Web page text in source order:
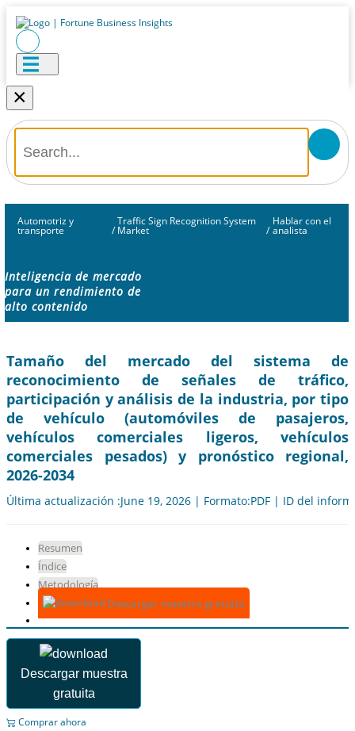
×
Automotriz y
transporte /
Traffic Sign Recognition System
Market /
Hablar con el
analista
Inteligencia de mercado
para un rendimiento de
alto contenido
Tamaño del mercado del sistema de
reconocimiento de señales de tráfico,
participación y análisis de la industria, por tipo
de vehículo (automóviles de pasajeros,
vehículos comerciales ligeros, vehículos
comerciales pesados) y pronóstico regional,
2026-2034
Última actualización :June 19, 2026 | Formato:PDF | ID del
Resumen
Índice
Metodología
Descargar muestra gratuita
Descargar muestra
gratuita
Comprar ahora